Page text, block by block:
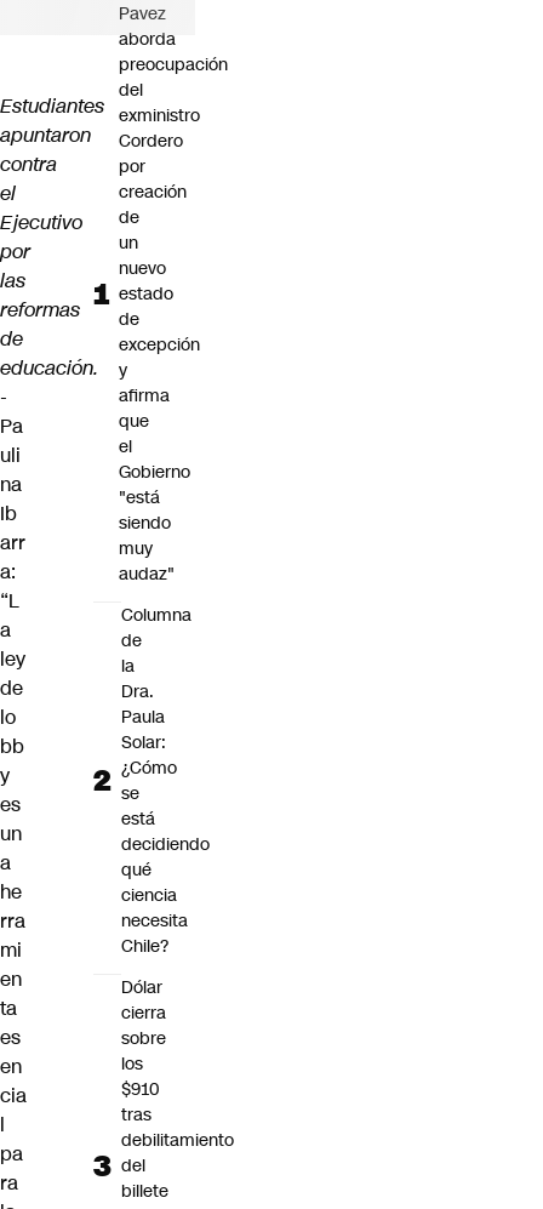
Estudiantes
apuntaron
contra
el
Ejecutivo
por
las
reformas
de
educación.
-
Pa
uli
na
Ib
arr
a:
“L
a
ley
de
lo
bb
y
es
un
a
he
rra
mi
en
ta
es
en
cia
l
pa
ra
Pavez
aborda
preocupación
del
exministro
Cordero
por
creación
de
un
nuevo
estado
de
excepción
y
afirma
que
el
Gobierno
"está
siendo
muy
audaz"
Columna
de
la
Dra.
Paula
Solar:
¿Cómo
se
está
decidiendo
qué
ciencia
necesita
Chile?
Dólar
cierra
sobre
los
$910
tras
debilitamiento
del
billete